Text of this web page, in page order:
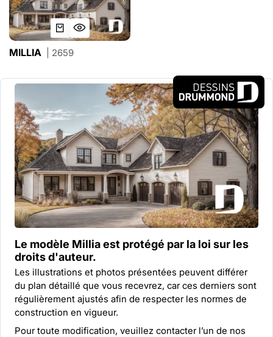
MILLIA | 2659
Le modèle Millia est protégé par la loi sur les
droits d'auteur.
Les illustrations et photos présentées peuvent différer
du plan détaillé que vous recevrez, car ces derniers sont
régulièrement ajustés afin de respecter les normes de
construction en vigueur.
Pour toute modification, veuillez contacter l’un de nos